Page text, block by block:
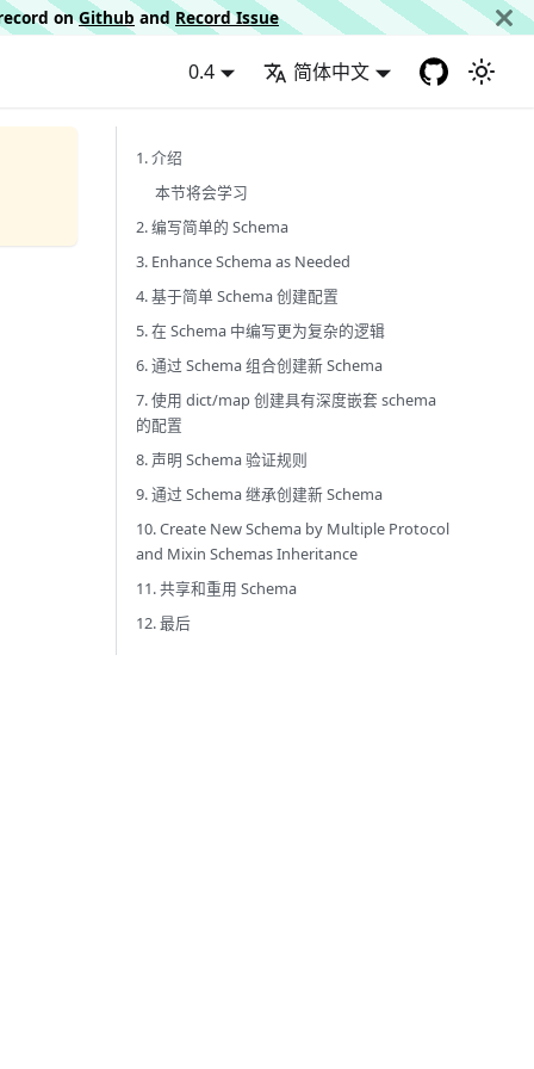
onGithub and Record Issue
0.4 简体中文
1. 介绍
本节将会学习
2. 编写简单的 Schema
3. Enhance Schema as Needed
4. 基于简单 Schema 创建配置
5. 在 Schema 中编写更为复杂的逻辑
6. 通过 Schema 组合创建新 Schema
7. 使用 dict/map 创建具有深度嵌套 schema
的配置
8. 声明 Schema 验证规则
9. 通过 Schema 继承创建新 Schema
10. Create New Schema by Multiple Protocol
and Mixin Schemas Inheritance
11. 共享和重用 Schema
12. 最后